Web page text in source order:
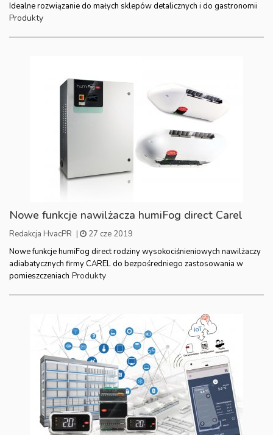
Idealne rozwiązanie do małych sklepów detalicznych i do gastronomii
Produkty
Nowe funkcje nawilżacza humiFog direct Carel
Redakcja HvacPR |
27 cze 2019
Nowe funkcje humiFog direct rodziny wysokociśnieniowych nawilżaczy
adiabatycznych firmy CAREL do bezpośredniego zastosowania w
pomieszczeniach Produkty